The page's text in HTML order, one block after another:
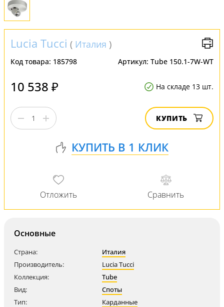
Lucia Tucci ( Италия )
Код товара: 185798 Артикул: Tube 150.1-7W-WT
10 538 ₽ На складе 13 шт.
КУПИТЬ
Основные
Страна:
Италия
Производитель:
Lucia Tucci
Коллекция:
Tube
Вид:
Споты
Тип:
Карданные